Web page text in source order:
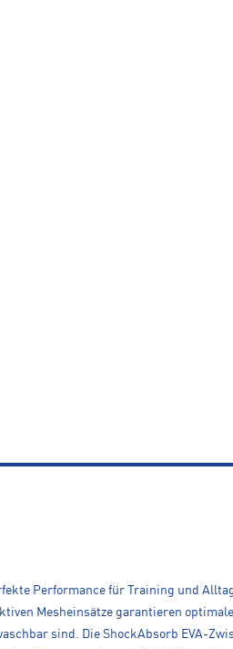
Performance für Training und
Mesheinsätze garantieren
sind. Die ShockAbsorb EVA-